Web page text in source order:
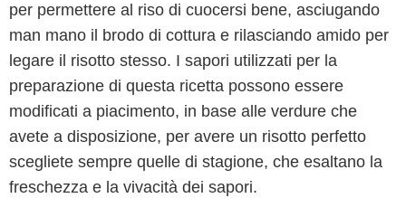
per permettere al riso di cuocersi bene, asciugando
man mano il brodo di cottura e rilasciando amido per
legare il risotto stesso. I sapori utilizzati per la
preparazione di questa ricetta possono essere
modificati a piacimento, in base alle verdure che
avete a disposizione, per avere un risotto perfetto
scegliete sempre quelle di stagione, che esaltano la
freschezza e la vivacità dei sapori.